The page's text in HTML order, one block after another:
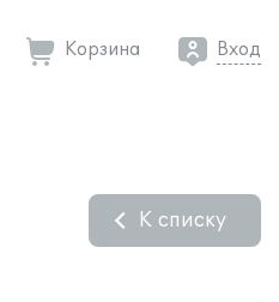
Корзина Вход
К списку